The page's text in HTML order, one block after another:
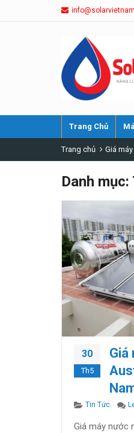
Trang Chủ
Trang chủ Giá
Danh mục:
30
Th5
Giá
Categories
Tin Tức
Giá máy nước